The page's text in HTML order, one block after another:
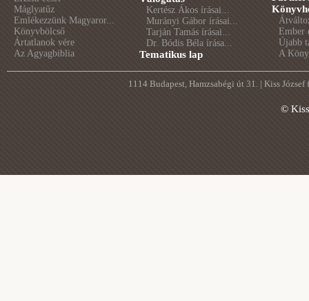
Máglyatűz
Emlékezzünk Magyaror...
Könyvbölcső
Ártatlanok vére
Az Agyagbiblia
Kertész Ákos írásai...
Murányi Gábor írásai...
Tarján Tamás írásai...
Dr. Bódis Béla írása...
Tematikus lap
Ember
Újabb
A
1114 Budapest, Hamzsabégi út 31. | Kiss
©